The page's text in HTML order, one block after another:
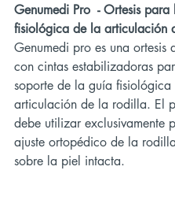
Genumedi Pro  - Ortesis
fisiológica de la articulación
Genumedi pro es una ortesis
con cintas estabilizadoras
soporte de la guía fisiológica
articulación de la rodilla. El
debe utilizar exclusivamente
ajuste ortopédico de la
sobre la piel intacta.